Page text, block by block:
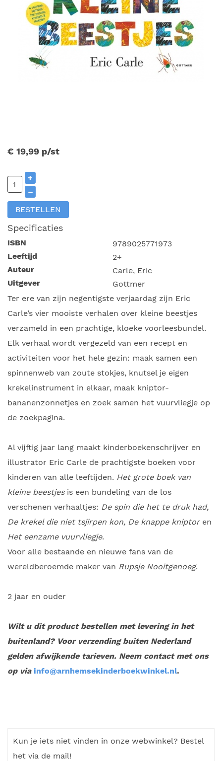
€ 19,99 p/st
+
–
BESTELLEN
Specificaties
ISBN
9789025771973
Leeftijd
2+
Auteur
Carle, Eric
Uitgever
Gottmer
Ter ere van zijn negentigste verjaardag zijn Eric
Carle’s vier mooiste verhalen over kleine beestjes
verzameld in een prachtige, kloeke voorleesbundel.
Elk verhaal wordt vergezeld van een recept en
activiteiten voor het hele gezin: maak samen een
spinnenweb van zoute stokjes, knutsel je eigen
krekelinstrument in elkaar, maak kniptor-
bananenzonnetjes en zoek samen het vuurvliegje op
de zoekpagina.
Al vijftig jaar lang maakt kinderboekenschrijver en
illustrator Eric Carle de prachtigste boeken voor
kinderen van alle leeftijden. Het grote boek van
kleine beestjesis een bundeling van de los
verschenen verhaaltjes: De spin die het te druk had,
De krekel die niet tsjirpen kon, De knappe kniptoren
Het eenzame vuurvliegje.
Voor alle bestaande en nieuwe fans van de
wereldberoemde maker van Rupsje Nooitgenoeg.
2 jaar en ouder
Wilt u dit product bestellen met levering in het
buitenland? Voor verzending buiten Nederland
gelden afwijkende tarieven. Neem contact met ons
op via info@arnhemsekinderboekwinkel.nl.
Kun je iets niet vinden in onze webwinkel? Bestel
het via de mail!